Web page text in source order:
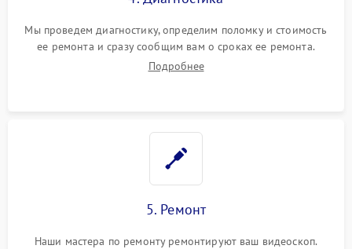
Мы проведем диагностику, определим поломку и стоимость
ее ремонта и сразу сообщим вам о сроках ее ремонта.
Подробнее
5. Ремонт
Наши мастера по ремонту ремонтируют ваш видеоскоп.